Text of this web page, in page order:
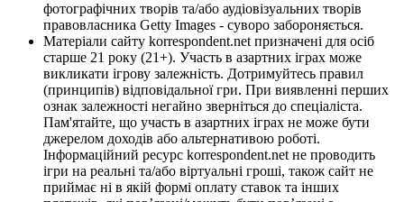
фотографічних творів та/або аудіовізуальних творів
правовласника Getty Images - суворо забороняється.
Матеріали сайту korrespondent.net призначені для осіб
старше 21 року (21+). Участь в азартних іграх може
викликати ігрову залежність. Дотримуйтесь правил
(принципів) відповідальної гри. При виявленні перших
ознак залежності негайно зверніться до спеціаліста.
Пам'ятайте, що участь в азартних іграх не може бути
джерелом доходів або альтернативою роботі.
Інформаційний ресурс korrespondent.net не проводить
ігри на реальні та/або віртуальні гроші, також сайт не
приймає ні в якій формі оплату ставок та інших